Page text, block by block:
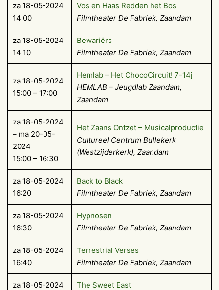
za 18-05-2024
14:00
Vos en Haas Redden het Bos
Filmtheater De Fabriek, Zaandam
za 18-05-2024
14:10
Bewariërs
Filmtheater De Fabriek, Zaandam
za 18-05-2024
15:00 – 17:00
Hemlab – Het ChocoCircuit! 7-14j
HEMLAB – Jeugdlab Zaandam,
Zaandam
za 18-05-2024
– ma 20-05-
2024
15:00 – 16:30
Het Zaans Ontzet – Musicalproductie
Cultureel Centrum Bullekerk
(Westzijderkerk), Zaandam
za 18-05-2024
16:20
Back to Black
Filmtheater De Fabriek, Zaandam
za 18-05-2024
16:30
Hypnosen
Filmtheater De Fabriek, Zaandam
za 18-05-2024
16:40
Terrestrial Verses
Filmtheater De Fabriek, Zaandam
za 18-05-2024
The Sweet East